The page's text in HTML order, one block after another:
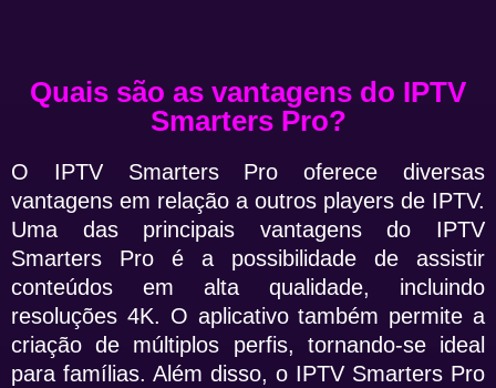
Quais são as vantagens do IPTV
Smarters Pro?
O IPTV Smarters Pro oferece diversas
vantagens em relação a outros players de IPTV.
Uma das principais vantagens do IPTV
Smarters Pro é a possibilidade de assistir
conteúdos em alta qualidade, incluindo
resoluções 4K. O aplicativo também permite a
criação de múltiplos perfis, tornando-se ideal
para famílias. Além disso, o IPTV Smarters Pro